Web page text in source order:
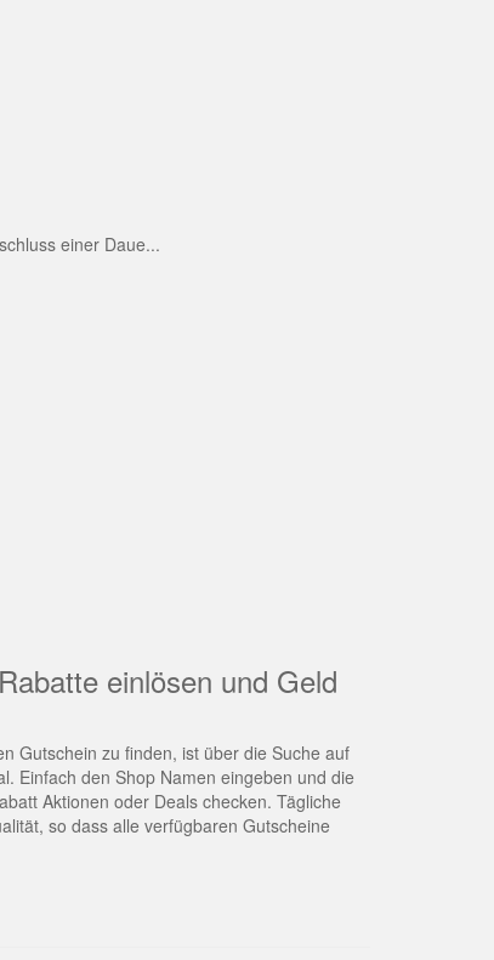
einer Daue...
einlösen und Geld
Gutschein zu finden, ist über die Suche auf
Einfach den Shop Namen eingeben und die
Aktionen oder Deals checken. Tägliche
so dass alle verfügbaren Gutscheine